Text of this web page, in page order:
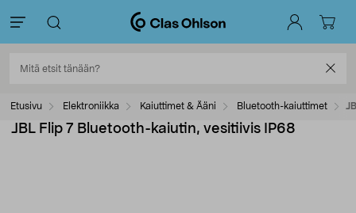
Etusivu Elektroniikka Kaiuttimet & Ääni Bluetooth-kaiuttimet
JBL Flip 7 Bluetooth-kaiutin, vesitiivis IP68